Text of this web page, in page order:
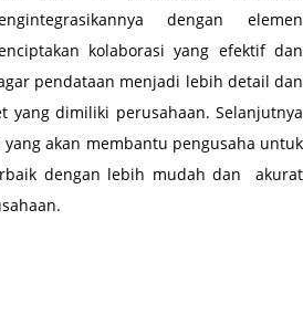
dengan elemen
kolaborasi yang efektif dan
pendataan menjadi lebih detail dan
yang dimiliki perusahaan. Selanjutnya
akan membantu pengusaha untuk
dengan lebih mudah dan  akurat